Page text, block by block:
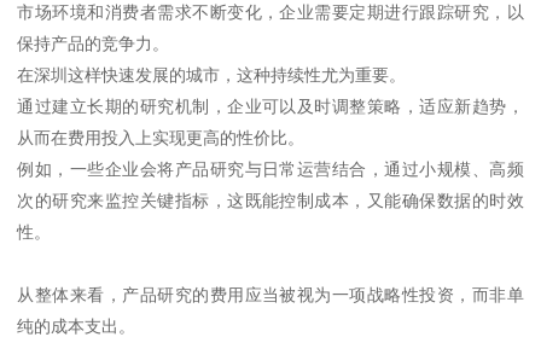
市场环境和消费者需求不断变化，企业需要定期进行跟踪研究，以
保持产品的竞争力。
在深圳这样快速发展的城市，这种持续性尤为重要。
通过建立长期的研究机制，企业可以及时调整策略，适应新趋势，
从而在费用投入上实现更高的性价比。
例如，一些企业会将产品研究与日常运营结合，通过小规模、高频
次的研究来监控关键指标，这既能控制成本，又能确保数据的时效
性。
从整体来看，产品研究的费用应当被视为一项战略性投资，而非单
纯的成本支出。